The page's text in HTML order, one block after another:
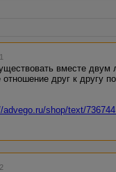
вместе
друг к другу
advego.ru/shop/text/